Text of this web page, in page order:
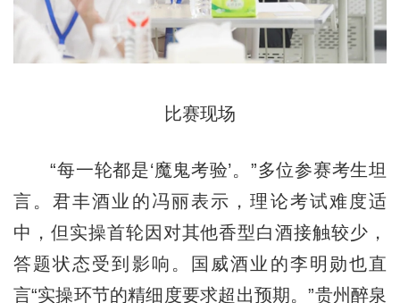
比赛现场
“每一轮都是‘魔鬼考验’。”多位参赛考生坦
言。君丰酒业的冯丽表示，理论考试难度适
中，但实操首轮因对其他香型白酒接触较少，
答题状态受到影响。国威酒业的李明勋也直
言“实操环节的精细度要求超出预期。”贵州醉泉